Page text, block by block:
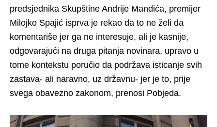
predsjednika Skupštine Andrije Mandića, premijer
Milojko Spajić isprva je rekao da to ne želi da
komentariše jer ga ne interesuje, ali je kasnije,
odgovarajući na druga pitanja novinara, upravo u
tome kontekstu poručio da podržava isticanje svih
zastava- ali naravno, uz državnu- jer je to, prije
svega obavezno zakonom, prenosi Pobjeda.